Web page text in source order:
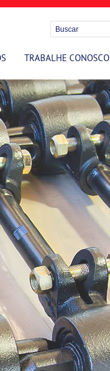
TRABALHE CONOSCO